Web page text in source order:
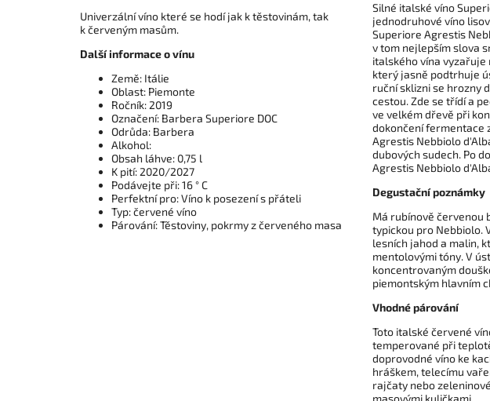
Univerzální víno které se hodí jak k těstovinám, tak
k červeným masům.
Další informace o vínu
Země: Itálie
Oblast: Piemonte
Ročník: 2019
Označení: Barbera Superiore DOC
Odrůda: Barbera
Alkohol:
Obsah láhve: 0,75 l
K pití: 2020/2027
Podávejte při: 16 ° C
Perfektní pro: Víno k posezení s přáteli
Typ: červené víno
Párování: Těstoviny, pokrmy z červeného masa
Silné italské víno
jednodruhové víno
Superiore Agrestis
v tom nejlepším slova
italského vína
který jasně podtrhuje
ruční sklizni se hrozny
cestou. Zde se třídí a
ve velkém dřevě při
dokončení fermentace
Agrestis Nebbiolo
dubových sudech. Po
Agrestis Nebbiolo
Degustační poznámky
Má rubínově červenou
typickou pro Nebbiolo.
lesních jahod a malin,
mentolovými tóny. V
koncentrovaným
piemontským hlavním
Vhodné párování
Toto italské červené
temperované při
doprovodné víno ke
hráškem, telecímu
rajčaty nebo